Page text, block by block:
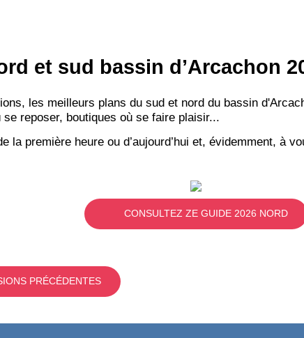
et sud bassin d’Arcachon
les meilleurs plans du sud et nord du bassin
reposer, boutiques où se faire plaisir...
première heure ou d’aujourd’hui et, évidemment, à
CONSULTEZ ZE GUIDE 2026 NORD
PRÉCÉDENTES